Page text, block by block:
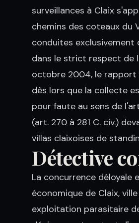
surveillances à Claix
chemins des coteaux du
conduites exclusivement
dans le strict respect de
octobre 2004, le rapport
dès lors que la collecte
pour faute au sens de
(art. 270 à 281 C. civ.)
villas claixoises de
Détective
La concurrence
économique de Claix,
exploitation parasitaire